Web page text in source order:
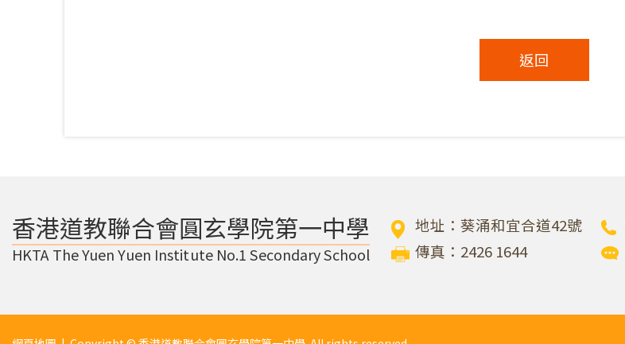
返回
香港道教聯合會圓玄學院第一中學
HKTA The Yuen Yuen Institute No.1 Secondary School
地址：葵涌和宜合道42號
傳真：2426 1644